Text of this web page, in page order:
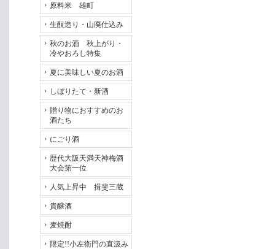
原料米 雄町
生酛造り・山廃仕込み
秋のお酒 秋上がり・
冷やおろし特集
夏に美味しい夏のお酒
しぼりたて・新酒
贈り物におすすめのお
酒たち
にごり酒
歴代大阪天満天神梅酒
大会第一位
人気上昇中 揖斐三蔵
貴醸酒
麦焼酎
限定!!小左衛門の直汲み